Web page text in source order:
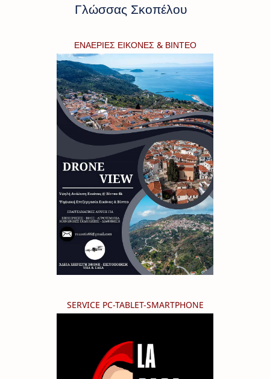
Γλώσσας Σκοπέλου
ΕΝΑΕΡΙΕΣ ΕΙΚΟΝΕΣ & ΒΙΝΤΕΟ
SERVICE PC-TABLET-SMARTPHONE